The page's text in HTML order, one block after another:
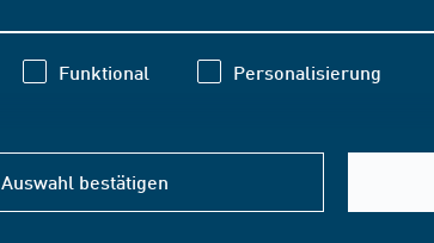
Funktional Personalisierung
Auswahl bestätigen